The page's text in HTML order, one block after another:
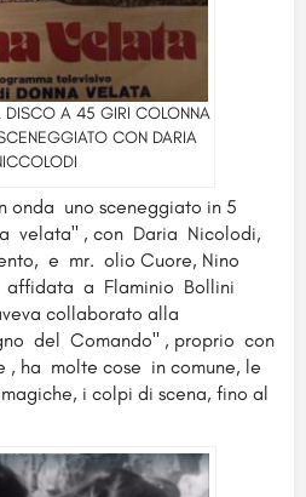
DISCO A 45 GIRI COLONNA
CON DARIA
onda uno sceneggiato in 5
velata" , con Daria Nicolodi,
e mr. olio Cuore, Nino
affidata a Flaminio Bollini
collaborato alla
del Comando" , proprio con
ha molte cose in comune, le
i colpi di scena, fino al